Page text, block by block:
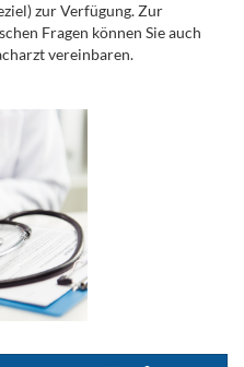
zur Verfügung. Zur
Fragen können Sie auch
vereinbaren.